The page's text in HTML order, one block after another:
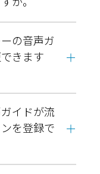
の音声ガ
きます
イドが流
を登録で